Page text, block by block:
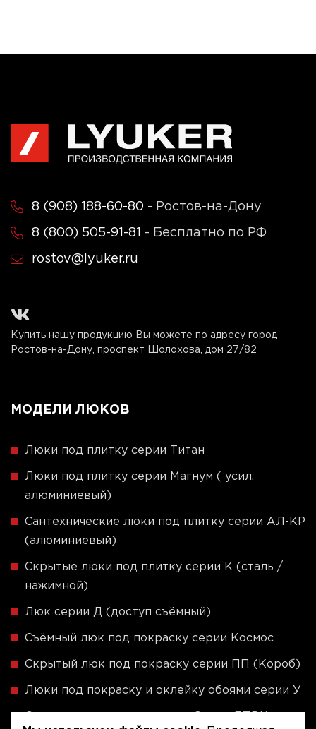
8 (908) 188-60-80 - Ростов-на-Дону
8 (800) 505-91-81 - Бесплатно по РФ
rostov@lyuker.ru
Купить нашу продукцию Вы можете по адресу город
Ростов-на-Дону, проспект Шолохова, дом 27/82
МОДЕЛИ ЛЮКОВ
Люки под плитку серии Титан
Люки под плитку серии Магнум ( усил.
алюминиевый)
Сантехнические люки под плитку серии АЛ-КР
(алюминиевый)
Скрытые люки под плитку серии K (сталь /
нажимной)
Люк серии Д (доступ съёмный)
Съёмный люк под покраску серии Космос
Скрытый люк под покраску серии ПП (Короб)
Люки под покраску и оклейку обоями серии У